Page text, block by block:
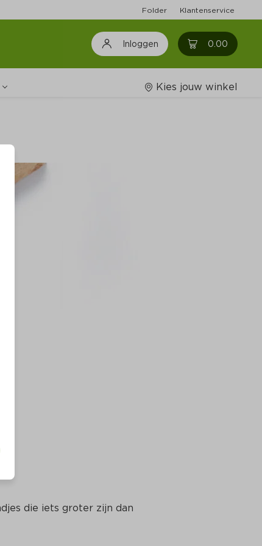
Folder Klantenservice
Inloggen 0.00 0
Kies jouw winkel
die iets groter zijn dan